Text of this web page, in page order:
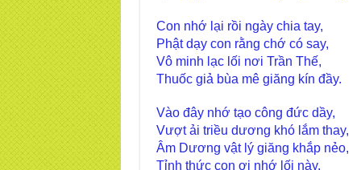
Con nhớ lại rồi ngày chia tay,
Phật dạy con rằng chớ có say,
Vô minh lạc lối nơi Trần Thế,
Thuốc giả bùa mê giăng kín đầy.
Vào đây nhớ tạo công đức dầy,
Vượt ải triều dương khó lắm thay,
Âm Dương vật lý giăng khắp nẻo,
Tỉnh thức con ơi nhớ lối này.